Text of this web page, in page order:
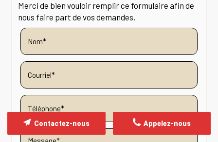
Merci de bien vouloir remplir ce formulaire afin de
nous faire part de vos demandes.
Appelez-nous
Contactez-nous